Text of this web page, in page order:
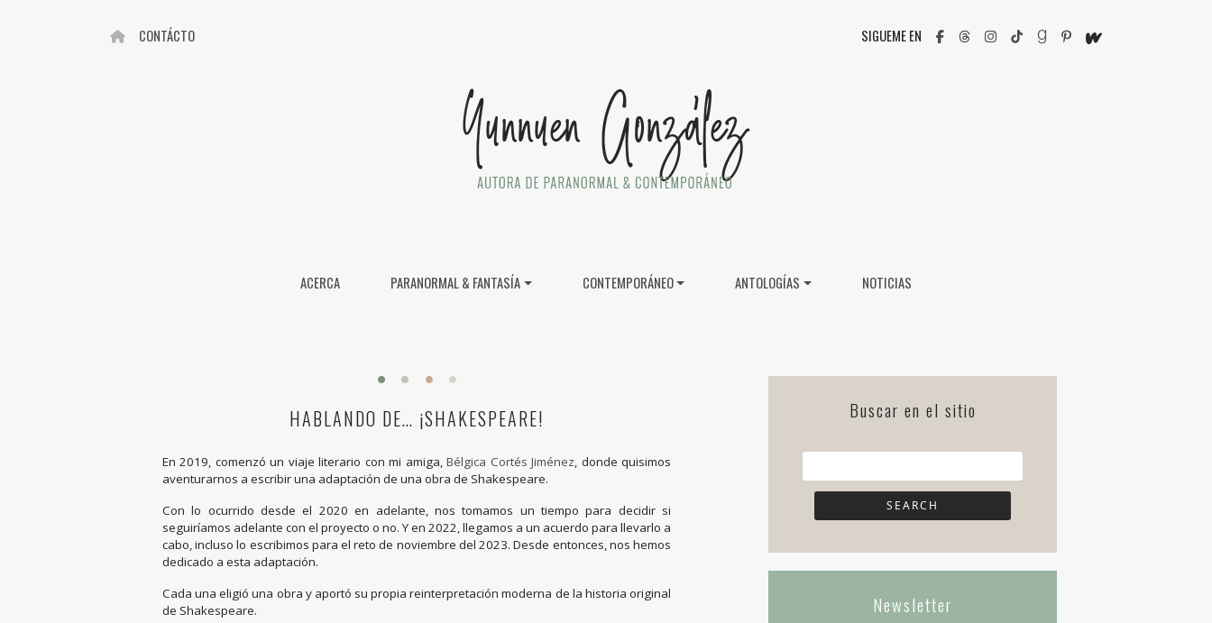
CONTÁCTO SIGUEME EN
ACERCA PARANORMAL & FANTASÍA CONTEMPORÁNEO ANTOLOGÍAS NOTICIAS
HABLANDO DE… ¡SHAKESPEARE!
En 2019, comenzó un viaje literario con mi amiga,Bélgica Cortés Jiménez, donde quisimos
aventurarnos a escribir una adaptación de una obra de Shakespeare.
Con lo ocurrido desde el 2020 en adelante, nos tomamos un tiempo para decidir si
seguiríamos adelante con el proyecto o no. Y en 2022, llegamos a un acuerdo para llevarlo a
cabo, incluso lo escribimos para el reto de noviembre del 2023. Desde entonces, nos hemos
dedicado a esta adaptación.
Cada una eligió una obra y aportó su propia reinterpretación moderna de la historia original
de Shakespeare.
Buscar en el sitio
Newsletter